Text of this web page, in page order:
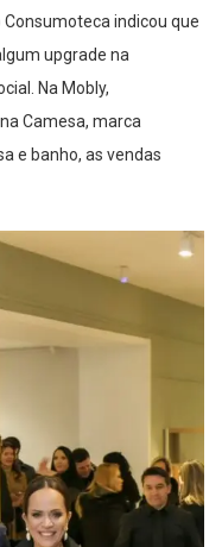
indicou que
upgrade na
Na Mobly,
Camesa, marca
e banho, as vendas